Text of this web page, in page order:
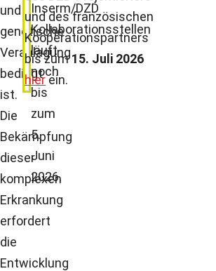
und
genetische
Veranlagung
bedingt
ist.
Die
Bekämpfung
dieser
komplexen
Erkrankung
erfordert
die
Entwicklung
und des französischen
Kooperationspartners
bis zum15. Juli 2026
hierein.
Inserm/DZD
Kollaborationsstellen
läuft
noch
bis
zum
5.
Juni
2026.